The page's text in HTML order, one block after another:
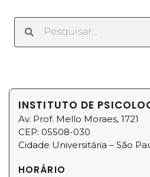
INSTITUTO DE
Av. Prof. Mello Moraes, 1721
CEP: 05508-030
Cidade Universitária – São
HORÁRIO